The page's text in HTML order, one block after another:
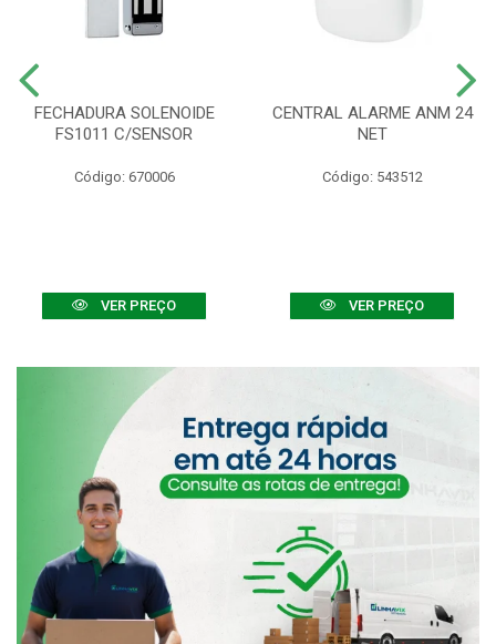
FECHADURA SOLENOIDE
FS1011 C/SENSOR
Código: 670006
VER PREÇO
CENTRAL ALARME ANM 24
NET
Código: 543512
VER PREÇO